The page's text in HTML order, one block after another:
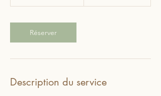
1
euros
Réserver
Description du service